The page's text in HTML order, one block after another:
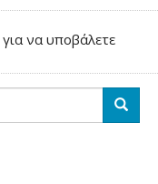
για να υποβάλετε